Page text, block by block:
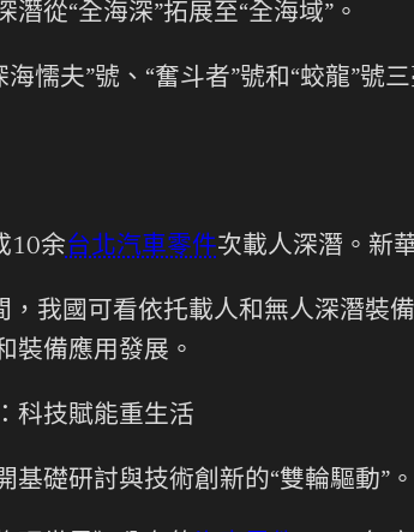
從“全海深”拓展至“全海域”。
懦夫”號、“奮斗者”號和“蛟龍”號
10余台北汽車零件次載人深潛。新
，我國可看依托載人和無人深潛
裝備應用發展。
科技賦能重生活
基礎研討與技術創新的“雙輪驅動”。